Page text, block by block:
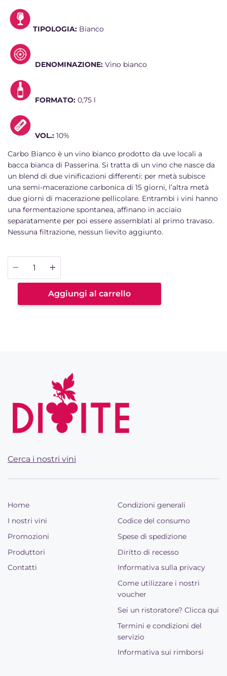
TIPOLOGIA: Bianco
DENOMINAZIONE: Vino bianco
FORMATO: 0,75 l
VOL.: 10%
Carbo Bianco è un vino bianco prodotto da uve locali a
bacca bianca di Passerina. Si tratta di un vino che nasce da
un blend di due vinificazioni differenti: per metà subisce
una semi-macerazione carbonica di 15 giorni, l’altra metà
due giorni di macerazione pellicolare. Entrambi i vini hanno
una fermentazione spontanea, affinano in acciaio
separatamente per poi essere assemblati al primo travaso.
Nessuna filtrazione, nessun lievito aggiunto.
Quantità
Aggiungi al carrello
Cerca i nostri vini
Home
I nostri vini
Promozioni
Produttori
Contatti
Condizioni generali
Codice del consumo
Spese di spedizione
Diritto di recesso
Informativa sulla privacy
Come utilizzare i nostri
voucher
Sei un ristoratore? Clicca qui
Termini e condizioni del
servizio
Informativa sui rimborsi